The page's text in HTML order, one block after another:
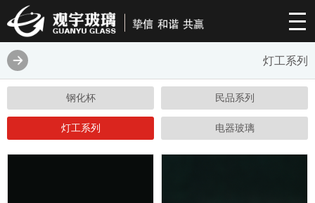
灯工系列
钢化杯 民品系列
灯工系列 电器玻璃